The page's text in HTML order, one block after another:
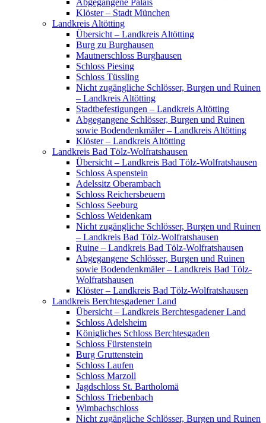
Abgegangene Palais
Klöster – Stadt München
Landkreis Altötting
Übersicht – Landkreis Altötting
Burg zu Burghausen
Mautnerschloss Burghausen
Schloss Piesing
Schloss Tüssling
Nicht zugängliche Schlösser, Burgen und Ruinen
– Landkreis Altötting
Stadtbefestigungen – Landkreis Altötting
Abgegangene Schlösser, Burgen und Ruinen
sowie Bodendenkmäler – Landkreis Altötting
Klöster – Landkreis Altötting
Landkreis Bad Tölz-Wolfratshausen
Übersicht – Landkreis Bad Tölz-Wolfratshausen
Schloss Aspenstein
Adelssitz Oberambach
Schloss Reichersbeuern
Schloss Seeburg
Schloss Weidenkam
Nicht zugängliche Schlösser, Burgen und Ruinen
– Landkreis Bad Tölz-Wolfratshausen
Ruine – Landkreis Bad Tölz-Wolfratshausen
Abgegangene Schlösser, Burgen und Ruinen
sowie Bodendenkmäler – Landkreis Bad Tölz-
Wolfratshausen
Klöster – Landkreis Bad Tölz-Wolfratshausen
Landkreis Berchtesgadener Land
Übersicht – Landkreis Berchtesgadener Land
Schloss Adelsheim
Königliches Schloss Berchtesgaden
Schloss Fürstenstein
Burg Gruttenstein
Schloss Laufen
Schloss Marzoll
Jagdschloss St. Bartholomä
Schloss Triebenbach
Wimbachschloss
Nicht zugängliche Schlösser, Burgen und Ruinen